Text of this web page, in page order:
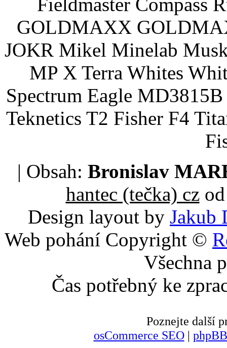
GOLDMAXX
JOKR Mikel Minelab
MP X Terra Whites
Spectrum Eagle
Teknetics T2 Fisher F4
| Obsah: Bronislav
hantec (tečka) czod
Design layout by Jakub
Web pohání Copyright ©
Všechna
Čas potřebný ke
Poznejte další
osCommerce SEO|